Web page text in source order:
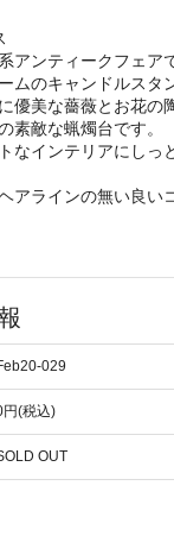
アンティークフェア
ムのキャンドルスタ
優美な薔薇とお花の
素敵な蝋燭台です。
なインテリアにしっ
アラインの無い良い
029
円(税込)
OUT